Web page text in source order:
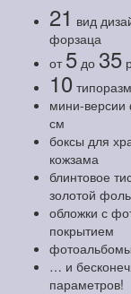
21 вид
форзаца
от 5 до 35
10
мини-
см
боксы для
кожзама
блинтовое
золотой
обложки с
покрытием
… и
параметров!